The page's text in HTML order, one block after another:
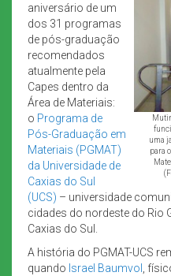
uma
para
aniversário de um
dos 31 programas
de pós-graduação
recomendados
atualmente pela
Capes dentro da
Área de Materiais:
o Programa de
Pós-Graduação em
Materiais (PGMAT)
da Universidade de
Caxias do Sul
(UCS) – universidade
cidades do nordeste do Rio
Caxias do Sul.
A história do PGMAT-UCS
quando Israel Baumvol
,